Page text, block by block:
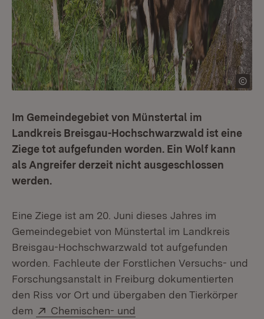
Im Gemeindegebiet von Münstertal im
Landkreis Breisgau-Hochschwarzwald ist eine
Ziege tot aufgefunden worden. Ein Wolf kann
als Angreifer derzeit nicht ausgeschlossen
werden.
Eine Ziege ist am 20. Juni dieses Jahres im
Gemeindegebiet von Münstertal im Landkreis
Breisgau-Hochschwarzwald tot aufgefunden
worden. Fachleute der Forstlichen Versuchs- und
Forschungsanstalt in Freiburg dokumentierten
den Riss vor Ort und übergaben den Tierkörper
dem
Extern:
Chemischen- und